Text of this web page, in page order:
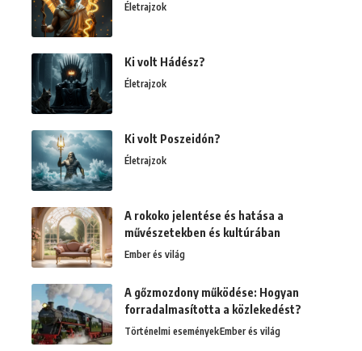
Életrajzok
Ki volt Hádész?
Életrajzok
Ki volt Poszeidón?
Életrajzok
A rokoko jelentése és hatása a
művészetekben és kultúrában
Ember és világ
A gőzmozdony működése: Hogyan
forradalmasította a közlekedést?
Történelmi eseményekEmber és világ